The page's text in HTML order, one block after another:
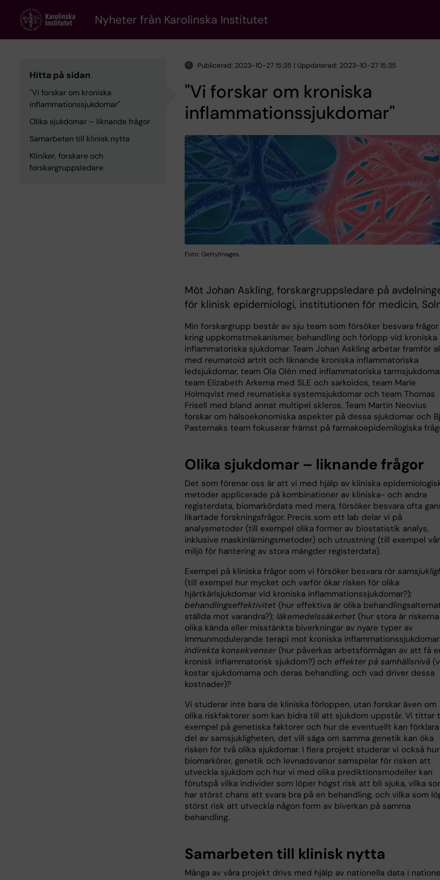
content
Nyheter från Karolinska Institutet
Hitta på sidan
"Vi forskar om kroniska
inflammationssjukdomar"
Olika sjukdomar – liknande frågor
Samarbeten till klinisk nytta
Kliniker, forskare och
forskargruppsledare
Publicerad: 2023-10-27 15:35 | Uppdaterad: 2023-10-27 15:35
"Vi forskar om kroniska
inflammationssjukdomar"
Foto: GettyImages.
Möt Johan Askling, forskargruppsledare på
för klinisk epidemiologi, institutionen för medicin,
Min forskargrupp består av sju team som försöker besvara frågor
kring uppkomstmekanismer, behandling och förlopp vid kroniska
inflammatoriska sjukdomar. Team Johan Askling arbetar framför
med reumatoid artrit och liknande kroniska inflammatoriska
ledsjukdomar, team Ola Olén med inflammatoriska
team Elizabeth Arkema med SLE och sarkoidos, team Marie
Holmqvist med reumatiska systemsjukdomar och team Thomas
Frisell med bland annat multipel skleros. Team Martin Neovius
forskar om hälsoekonomiska aspekter på dessa sjukdomar och
Pasternaks team fokuserar främst på farmakoepidemilogiska
Olika sjukdomar – liknande frågor
Det som förenar oss är att vi med hjälp av kliniska
metoder applicerade på kombinationer av kliniska- och andra
registerdata, biomarkördata med mera, försöker besvara ofta
likartade forskningsfrågor. Precis som ett lab delar vi på
analysmetoder (till exempel olika former av biostatistik analys,
inklusive maskinlärningsmetoder) och utrustning (till exempel
miljö för hantering av stora mängder registerdata).
Exempel på kliniska frågor som vi försöker besvara rör
(till exempel hur mycket och varför ökar risken för olika
hjärtkärlsjukdomar vid kroniska inflammationssjukdomar?);
behandlingseffektivitet (hur effektiva är olika
ställda mot varandra?); läkemedelssäkerhet (hur stora är
olika kända eller misstänkta biverkningar av nyare typer av
immunmodulerande terapi mot kroniska
indirekta konsekvenser (hur påverkas arbetsförmågan av att få
kronisk inflammatorisk sjukdom?) och effekter på samhällsnivå
kostar sjukdomarna och deras behandling, och vad driver dessa
kostnader)?
Vi studerar inte bara de kliniska förloppen, utan forskar även om
olika riskfaktorer som kan bidra till att sjukdom uppstår. Vi tittar
exempel på genetiska faktorer och hur de eventuellt kan
del av samsjukligheten, det vill säga om samma genetik kan öka
risken för två olika sjukdomar. I flera projekt studerar vi också hur
biomarkörer, genetik och levnadsvanor samspelar för risken att
utveckla sjukdom och hur vi med olika prediktionsmodeller kan
förutspå vilka individer som löper högst risk att bli sjuka, vilka
har störst chans att svara bra på en behandling, och vilka som
störst risk att utveckla någon form av biverkan på samma
behandling.
Samarbeten till klinisk nytta
Många av våra projekt drivs med hjälp av nationella data i